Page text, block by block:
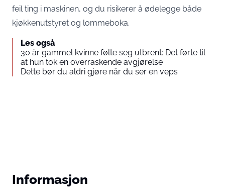
feil ting i maskinen, og du risikerer å ødelegge både
kjøkkenutstyret og lommeboka.
Les også
30 år gammel kvinne følte seg utbrent: Det førte til
at hun tok en overraskende avgjørelse
Dette bør du aldri gjøre når du ser en veps
Informasjon